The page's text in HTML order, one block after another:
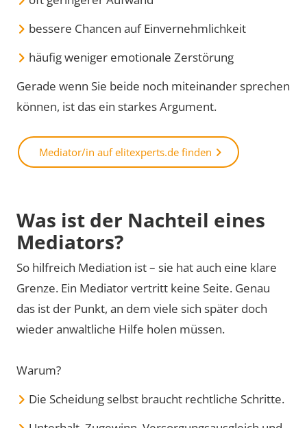
bessere Chancen auf Einvernehmlichkeit
häufig weniger emotionale Zerstörung
Gerade wenn Sie beide noch miteinander sprechen
können, ist das ein starkes Argument.
Mediator/in auf elitexperts.de finden
Was ist der Nachteil eines
Mediators?
So hilfreich Mediation ist – sie hat auch eine klare
Grenze. Ein Mediator vertritt keine Seite. Genau
das ist der Punkt, an dem viele sich später doch
wieder anwaltliche Hilfe holen müssen.
Warum?
Die Scheidung selbst braucht rechtliche Schritte.